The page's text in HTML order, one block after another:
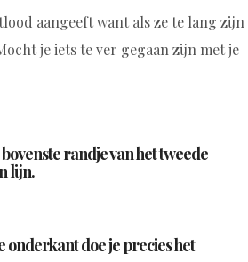
aangeeft want als ze te lang zijn
je iets te ver gegaan zijn met je
randje van het tweede
lijn.
onderkant doe je precies het